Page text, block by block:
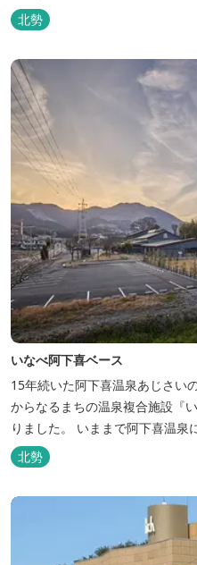
北勢
いなべ阿下喜ベース
15年続いた阿下喜温泉あじさい
からなるまちの温泉複合施設『
りました。 いままで阿下喜温泉に通っていた地元の方も、市外から
いなべ市に遊びに来られる方も
気だった温泉はそのままに、サ
泊、地元のお野菜が楽しめる飲食施設
北勢